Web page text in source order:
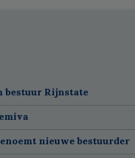
bestuur Rijnstate
nieuwe bestuurder